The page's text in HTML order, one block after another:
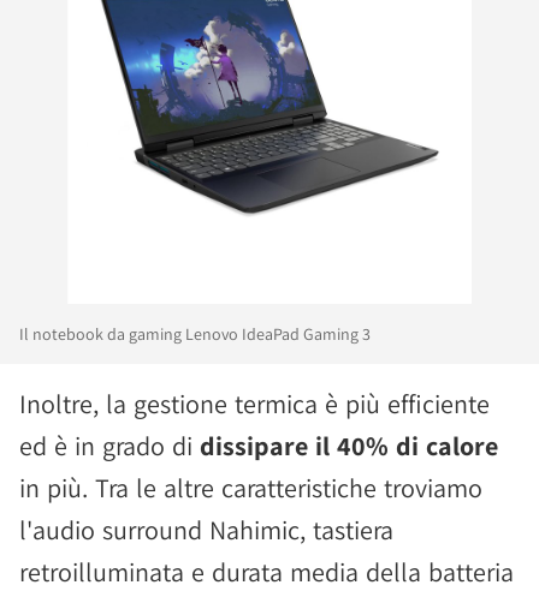
Il notebook da gaming Lenovo IdeaPad Gaming 3
Inoltre, la gestione termica è più efficiente
ed è in grado di dissipare il 40% di calore
in più. Tra le altre caratteristiche troviamo
l'audio surround Nahimic, tastiera
retroilluminata e durata media della batteria